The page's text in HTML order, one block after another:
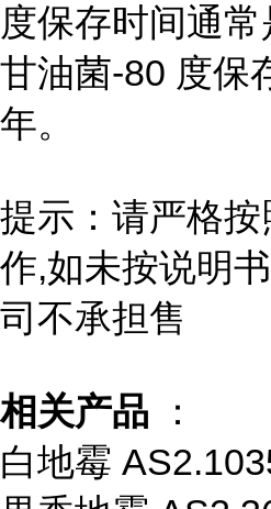
度保存时间通常
甘油菌-80 度保
年。
提示：请严格
作,如未按说明
司不承担售
相关产品 ：
白地霉